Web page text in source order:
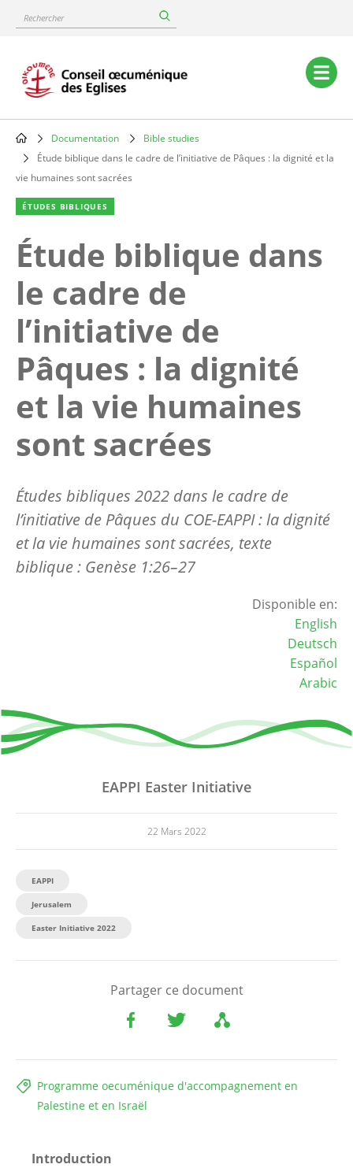
content
Rechercher
Main
navigation
Breadcrumb
Documentation
Bible studies
Étude biblique dans le cadre de l’initiative de Pâques : la dignité et la
vie humaines sont sacrées
ÉTUDES BIBLIQUES
Étude biblique dans
le cadre de
l’initiative de
Pâques : la dignité
et la vie humaines
sont sacrées
Études bibliques 2022 dans le cadre de
l’initiative de Pâques du COE-EAPPI :la dignité
et la vie humaines sont sacrées, texte
biblique : Genèse 1:26–27
Disponible en:
English
Deutsch
Español
Arabic
EAPPI Easter Initiative
22 Mars 2022
EAPPI
Jerusalem
Easter Initiative 2022
Partager ce document
Programme oecuménique d'accompagnement en
Palestine et en Israël
Introduction